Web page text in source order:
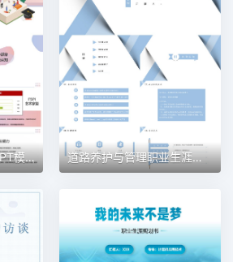
音乐学职业生涯规划PPT模板 道路养护与管理职业生涯规划PPT模板